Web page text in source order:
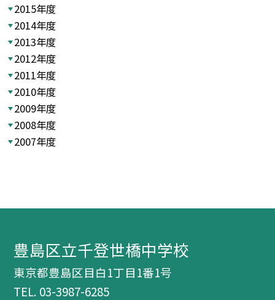
2015年度
2014年度
2013年度
2012年度
2011年度
2010年度
2009年度
2008年度
2007年度
豊島区立千登世橋中学校
東京都豊島区目白1丁目1番1号
TEL. 03-3987-6285